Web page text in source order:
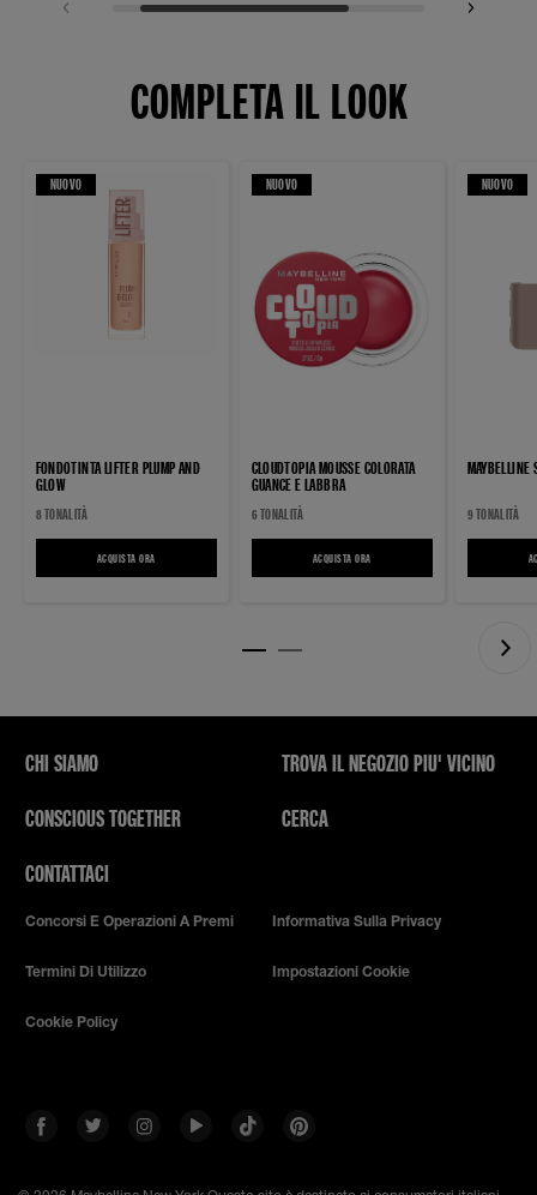
COMPLETA IL LOOK
NUOVO
FONDOTINTA LIFTER PLUMP AND
GLOW
8 TONALITÀ
ACQUISTA ORA
NUOVO
CLOUDTOPIA MOUSSE COLORATA
GUANCE E LABBRA
6 TONALITÀ
ACQUISTA ORA CLOUDTOPIA MOUSSE COLORATA
NUOVO
MAYBELLINE
9 TONALITÀ
CHI SIAMO
CONSCIOUS TOGETHER
CONTATTACI
TROVA IL NEGOZIO PIU' VICINO
CERCA
Concorsi E Operazioni A Premi Informativa Sulla Privacy
Termini Di Utilizzo Impostazioni Cookie
Cookie Policy